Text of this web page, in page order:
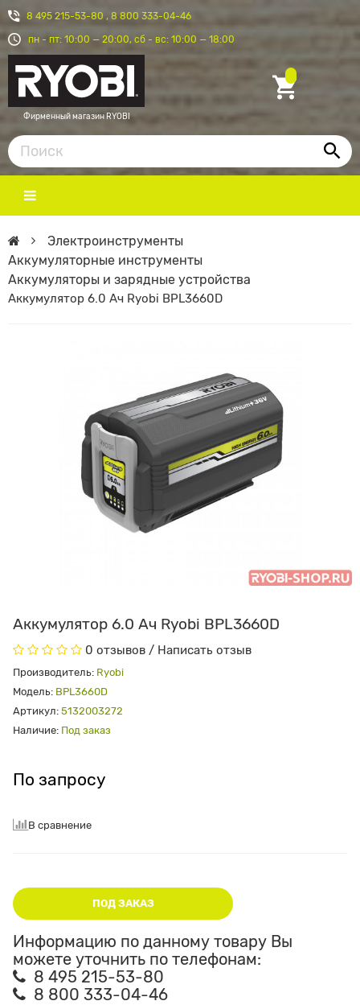
8 495 215-53-80 , 8 800 333-04-46
пн - пт: 10:00 — 20:00, сб - вс: 10:00 — 18:00
Фирменный магазин RYOBI
Электроинструменты
Аккумуляторные инструменты
Аккумуляторы и зарядные устройства
Аккумулятор 6.0 Ач Ryobi BPL3660D
Аккумулятор 6.0 Ач Ryobi BPL3660D
0 отзывов / Написать отзыв
Производитель: Ryobi
Модель: BPL3660D
Артикул: 5132003272
Наличие: Под заказ
По запросу
В сравнение
ПОД ЗАКАЗ
Информацию по данному товару Вы
можете уточнить по телефонам:
8 495 215-53-80
8 800 333-04-46